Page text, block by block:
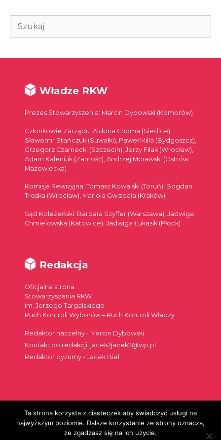
Szukaj:
Władze RKW
Prezes Stowarzyszenia: Marcin Dybowski (Komorów)
Członkowie Zarządu: Aldona Choma (Siedlce),
Sławomir Stańczuk (Suwałki), Paweł Milla (Bydgoszcz),
Grzegorz Czarnecki (Szczecin), Jerzy Filak (Wrocław),
Adam Kaleniuk (Zamość), Andrzej Morawski (Ostrów
Mazowiecka)
Komisja Rewizyjna: Tomasz Kowalski (Toruń), Bogdan
Troska (Wrocław), Mariola Gwizdała (Kraków)
Sąd Koleżeński: Barbara Szyffer (Warszawa), Jadwiga
Chmielowska (Katowice), Jadwiga Łukasik (Płock)
Redakcja
Oficjalna strona
Stowarzyszenia RKW
im. Jerzego Targalskiego
Ruch Kontroli Wyborów – Ruch Kontroli Władzy
Redaktor naczelny - Marcin Dybowski
Kontakt do redakcji: jacek2jacek2@wp.pl
Redaktor dyżurny - Jacek Biel
Szukaj:
Ta strona korzysta z ciasteczek aby świadczyć usługi na
najwyższym poziomie. Dalsze korzystanie ze strony oznacza,
że zgadzasz się na ich użycie.